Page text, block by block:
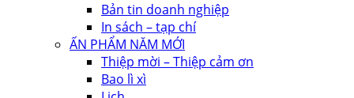
Bản tin doanh nghiệp
In sách – tạp chí
ẤN PHẨM NĂM MỚI
Thiệp mời – Thiệp cảm ơn
Bao lì xì